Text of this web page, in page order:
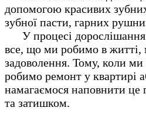
допомогою красивих
зубної пасти, гарних
У процесі
все, що ми робимо в житті,
задоволення. Тому, коли
робимо ремонт у квартирі
намагаємося наповнити це
та затишком.